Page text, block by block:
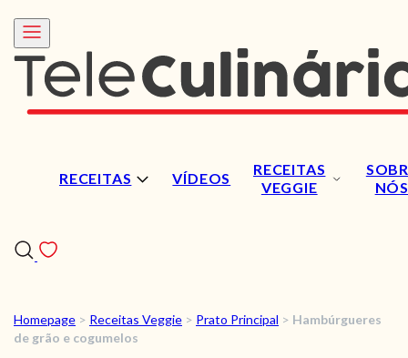
RECEITAS VÍDEOS
RECEITAS
VEGGIE
NÓS
RECEITAS
Homepage > Receitas Veggie > Prato Principal > Hambúrgueres
de grão e cogumelos